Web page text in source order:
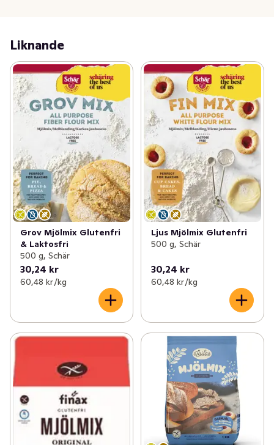
Liknande
Grov Mjölmix Glutenfri
& Laktosfri
500 g, Schär
30,24 kr
60,48 kr /kg
Ljus Mjölmix Glutenfri
500 g, Schär
30,24 kr
60,48 kr /kg